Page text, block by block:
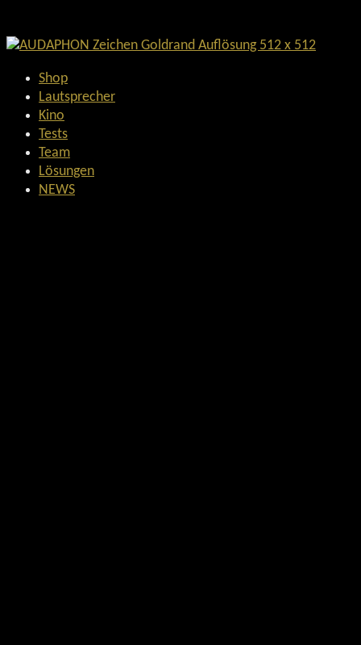
Shop
Lautsprecher
Kino
Tests
Team
Lösungen
NEWS